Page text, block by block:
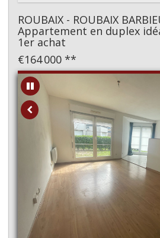
ROUBAIX - ROUBAIX
Appartement en duplex
1er achat
€164 000 **